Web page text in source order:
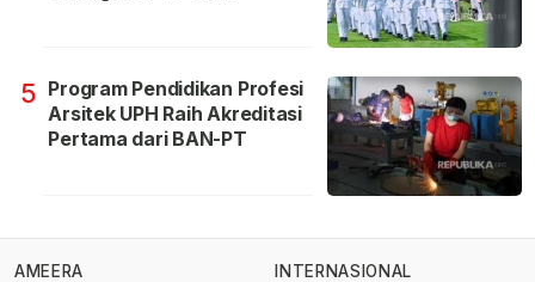
5 Program Pendidikan Profesi
Arsitek UPH Raih Akreditasi
Pertama dari BAN-PT
AMEERA INTERNASIONAL